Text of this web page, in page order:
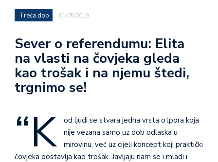
Treća dob 01/05/2019
Sever o referendumu: Elita
na vlasti na čovjeka gleda
kao trošak i na njemu štedi,
trgnimo se!
“K
od ljudi se stvara jedna vrsta otpora koja
nije vezana samo uz dob odlaska u
mirovinu, već uz cijeli koncept koji praktički
čovjeka postavlja kao trošak. Javljaju nam se i mladi i